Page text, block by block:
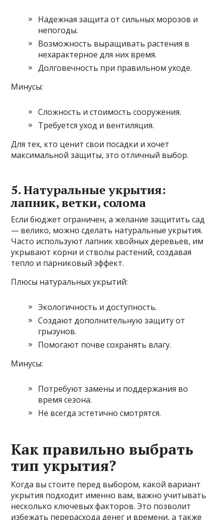
Надежная защита от сильных морозов и
непогоды.
Возможность выращивать растения в
нехарактерное для них время.
Долговечность при правильном уходе.
Минусы:
Сложность и стоимость сооружения.
Требуется уход и вентиляция.
Для тех, кто ценит свои посадки и хочет
максимальной защиты, это отличный выбор.
5. Натуральные укрытия:
лапник, ветки, солома
Если бюджет ограничен, а желание защитить сад
— велико, можно сделать натуральные укрытия.
Часто используют лапник хвойных деревьев, им
укрывают корни и стволы растений, создавая
тепло и парниковый эффект.
Плюсы натуральных укрытий:
Экологичность и доступность.
Создают дополнительную защиту от
грызунов.
Помогают почве сохранять влагу.
Минусы:
Потребуют замены и поддержания во
время сезона.
Не всегда эстетично смотрятся.
Как правильно выбрать
тип укрытия?
Когда вы стоите перед выбором, какой вариант
укрытия подходит именно вам, важно учитывать
несколько ключевых факторов. Это позволит
избежать перерасхода денег и времени, а также